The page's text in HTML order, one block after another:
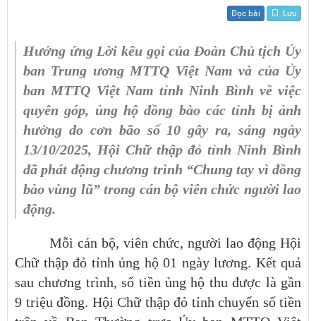
Đọc bài Lưu
Hưởng ứng Lời kêu gọi của Đoàn Chủ tịch Ủy
ban Trung ương MTTQ Việt Nam và của Ủy
ban MTTQ Việt Nam tỉnh Ninh Bình về việc
quyên góp, ủng hộ đồng bào các tỉnh bị ảnh
hưởng do cơn bão số 10 gây ra, sáng ngày
13/10/2025, Hội Chữ thập đỏ tỉnh Ninh Bình
đã phát động chương trình “Chung tay vì đồng
bào vùng lũ” trong cán bộ viên chức người lao
động.
Mỗi cán bộ, viên chức, người lao động Hội
Chữ thập đỏ tỉnh ủng hộ 01 ngày lương. Kết quả
sau chương trình, số tiền ủng hộ thu được là gần
9 triệu đồng. Hội Chữ thập đỏ tỉnh chuyển số tiền